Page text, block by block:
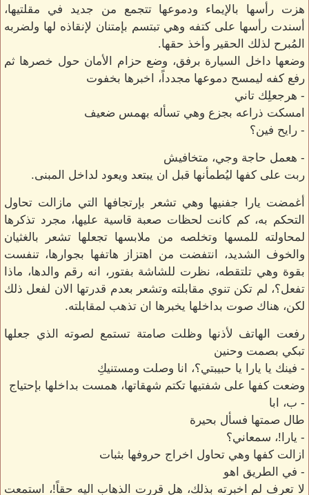
هزت رأسها بالإيماء ودموعها تتجمع من جديد في مقلتيها،
أسندت رأسها على كتفه وهي تبتسم بإمتنان لإنقاذه لها ولضربه
المُبرح لذلك الحقير وأخذ حقها.
وضعها داخل السيارة برفق، وضع حزام الأمان حول خصرها ثم
رفع كفه ليمسح دموعها مجدداً، اخبرها بخفوت
- هرجعلِك تاني
امسكت ذراعه بجزع وهي تسأله بهمس ضعيف
- رايح فين؟
- هعمل حاجة وجي، متخافيش
ربت على كفها ليُطمأنها قبل ان يبتعد ويعود لداخل المبنى.
أغمضت يارا جفنيها وهي تشعر بإرتجافها التي مازالت تحاول
التحكم به، كم كانت لحظات صعبة قاسية عليها، مجرد تذكرها
لمحاولته للمسها وتخلصه من ملابسها تجعلها تشعر بالغثيان
والخوف الشديد، انتفضت من اهتزاز هاتفها بجوارها، تنفست
بقوة وهي تلتقطه، نظرت للشاشة بفتور، انه رقم والدها، ماذا
تفعل؟، لم تكن تنوي مقابلته وتشعر بعدم قدرتها الان لفعل ذلك
لكن، هناك صوت بداخلها يخبرها ان تذهب لمقابلته.
رفعت الهاتف لأذنها وظلت صامتة تستمع لصوته الذي جعلها
تبكي بصمت وحنين
- فينك يا يارا يا حبيبتي؟، انا وصلت ومستنيكِ
وضعت كفها على شفتيها تكتم شهقاتها، همست بداخلها بإحتياج
- ب، ابا
طال صمتها فسأل بحيرة
- يارا!، سمعاني؟
ازالت كفها وهي تحاول اخراج حروفها بثبات
- في الطريق اهو
لا تعرف لمِ اخبرته بذلك، هل قررت الذهاب اليه حقاً!، استمعت